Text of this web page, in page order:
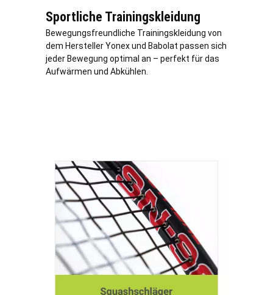
Sportliche Trainingskleidung
Bewegungsfreundliche Trainingskleidung von
dem Hersteller Yonex und Babolat passen sich
jeder Bewegung optimal an – perfekt für das
Aufwärmen und Abkühlen.